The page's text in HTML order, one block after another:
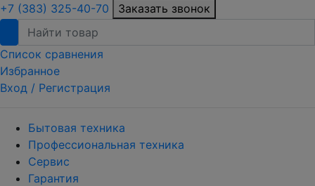
+7 (383) 325-40-70
Заказать звонок
Список сравнения
Избранное
Вход / Регистрация
Бытовая техника
Профессиональная техника
Сервис
Гарантия